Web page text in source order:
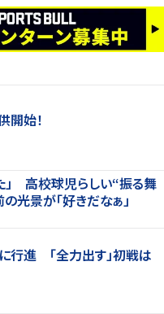
開始！
」 高校球児らしい“振る舞
光景が「好きだなぁ」
行進 「全力出す」初戦は